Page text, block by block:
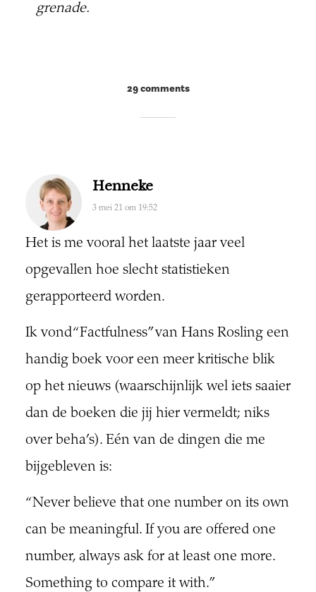
grenade.
29 comments
Henneke
3 mei 21 om 19:52
Het is me vooral het laatste jaar veel
opgevallen hoe slecht statistieken
gerapporteerd worden.
Ik vond “Factfulness” van Hans Rosling een
handig boek voor een meer kritische blik
op het nieuws (waarschijnlijk wel iets saaier
dan de boeken die jij hier vermeldt; niks
over beha’s). Eén van de dingen die me
bijgebleven is:
“Never believe that one number on its own
can be meaningful. If you are offered one
number, always ask for at least one more.
Something to compare it with.”